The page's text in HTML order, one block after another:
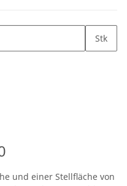
Stk
und einer Stellfläche von